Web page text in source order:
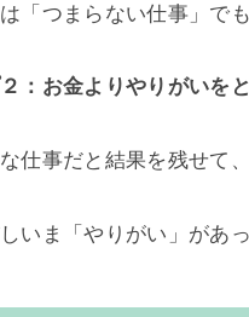
は「つまらない仕事」で
：お金よりやりがいを
な仕事だと結果を残せて
しいま「やりがい」があ